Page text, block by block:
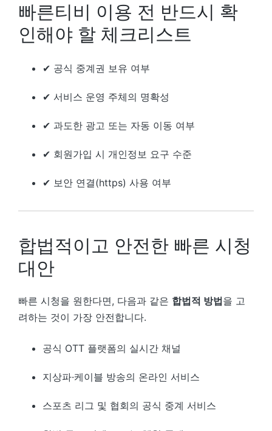
빠른티비 이용 전 반드시 확
인해야 할 체크리스트
✔ 공식 중계권 보유 여부
✔ 서비스 운영 주체의 명확성
✔ 과도한 광고 또는 자동 이동 여부
✔ 회원가입 시 개인정보 요구 수준
✔ 보안 연결(https) 사용 여부
합법적이고 안전한 빠른 시청
대안
빠른 시청을 원한다면, 다음과 같은 합법적 방법을 고
려하는 것이 가장 안전합니다.
공식 OTT 플랫폼의 실시간 채널
지상파·케이블 방송의 온라인 서비스
스포츠 리그 및 협회의 공식 중계 서비스